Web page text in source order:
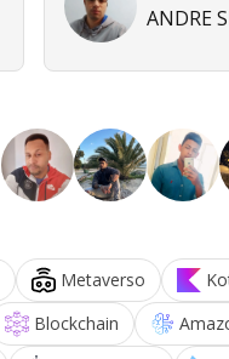
ANDRE
Metaverso
Blockchain